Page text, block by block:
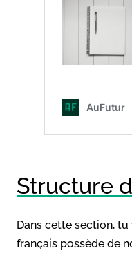
Structure
Dans cette section,
français possède de